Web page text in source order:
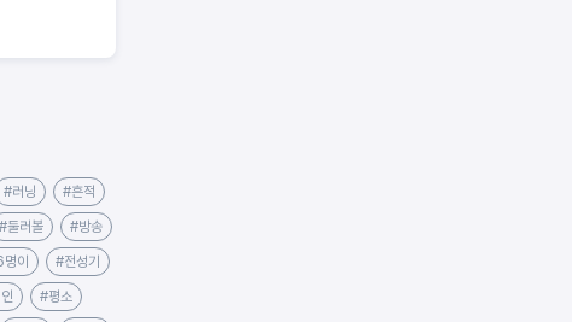
#러닝 #흔적
#둘러볼 #방송
이 #전성기
#평소